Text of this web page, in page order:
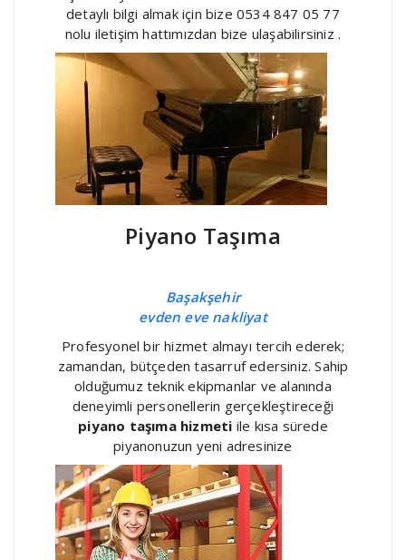
detaylı bilgi almak için bize 0534 847 05 77
nolu iletişim hattımızdan bize ulaşabilirsiniz .
Piyano Taşıma
Başakşehir
evden eve nakliyat
Profesyonel bir hizmet almayı tercih ederek;
zamandan, bütçeden tasarruf edersiniz. Sahip
olduğumuz teknik ekipmanlar ve alanında
deneyimli personellerin gerçekleştireceği
piyano taşıma hizmeti ile kısa sürede
piyanonuzun yeni adresinize